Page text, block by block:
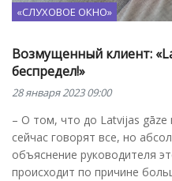
«СЛУХОВОЕ ОКНО»
Возмущенный клиент:
беспредел!»
28 января 2023 09:00
– О том, что до Latvijas
сейчас говорят все, но
объяснение руководителя
происходит по причине